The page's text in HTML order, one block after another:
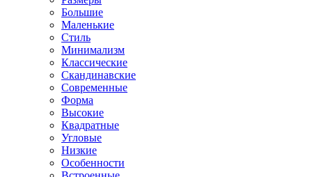
Большие
Маленькие
Стиль
Минимализм
Классические
Скандинавские
Современные
Форма
Высокие
Квадратные
Угловые
Низкие
Особенности